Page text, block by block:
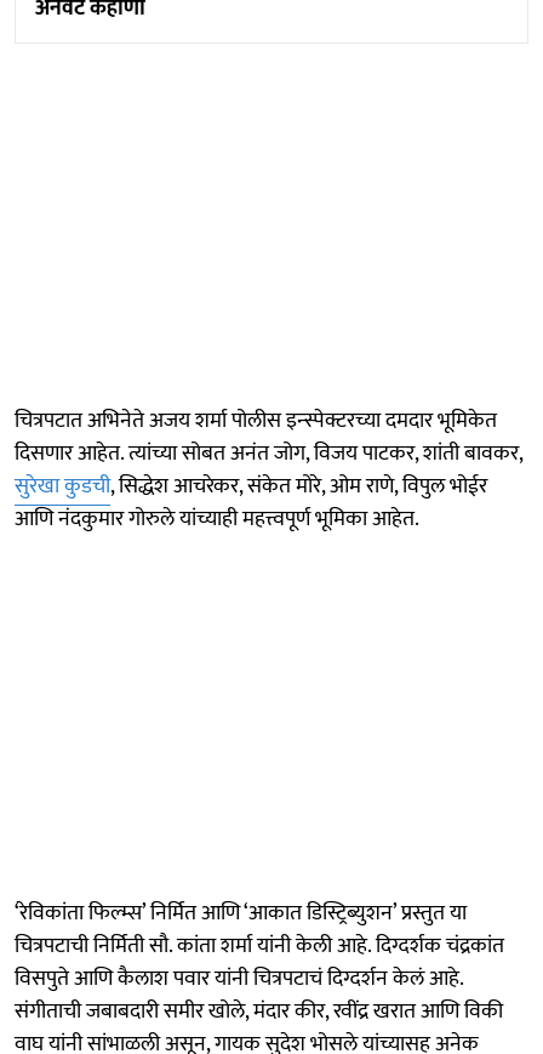
अनवट कहाणी
चित्रपटात अभिनेते अजय शर्मा पोलीस इन्स्पेक्टरच्या दमदार भूमिकेत
दिसणार आहेत. त्यांच्या सोबत अनंत जोग, विजय पाटकर, शांती बावकर,
सुरेखा कुडची, सिद्धेश आचरेकर, संकेत मोरे, ओम राणे, विपुल भोईर
आणि नंदकुमार गोरुले यांच्याही महत्त्वपूर्ण भूमिका आहेत.
‘रेविकांता फिल्म्स’ निर्मित आणि ‘आकात डिस्ट्रिब्युशन’ प्रस्तुत या
चित्रपटाची निर्मिती सौ. कांता शर्मा यांनी केली आहे. दिग्दर्शक चंद्रकांत
विसपुते आणि कैलाश पवार यांनी चित्रपटाचं दिग्दर्शन केलं आहे.
संगीताची जबाबदारी समीर खोले, मंदार कीर, रवींद्र खरात आणि विकी
वाघ यांनी सांभाळली असून, गायक सुदेश भोसले यांच्यासह अनेक